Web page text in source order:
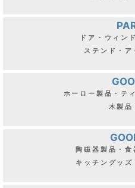
ドア・ウィン
ステンド・ア
ホーロー製品・テ
木製品
陶磁器製品・食
キッチングッ